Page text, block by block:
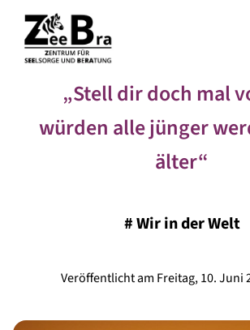
„Stell dir doch mal
würden alle jünger
älter“
#Wir in der Welt
Veröffentlicht am Freitag, 10. Juni